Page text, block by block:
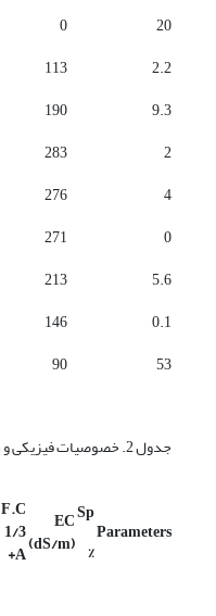
20
0
2.2
113
9.3
190
2
283
4
276
0
271
5.6
213
0.1
146
53
90
جدول 2. خصوصیات فیزیکی و شیمیایی خاک محل اجرای آزمایش.
Parameters
Sp
%
EC
(dS/m)
F.C
1/3
A+